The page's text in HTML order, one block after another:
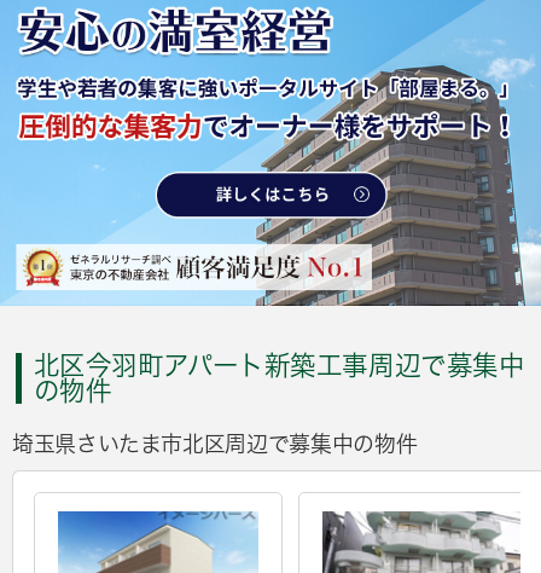
北区今羽町アパート新築工事周辺で募集中
の物件
埼玉県さいたま市北区周辺で募集中の物件